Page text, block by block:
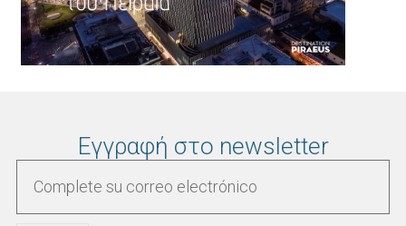
Εγγραφή στο newsletter